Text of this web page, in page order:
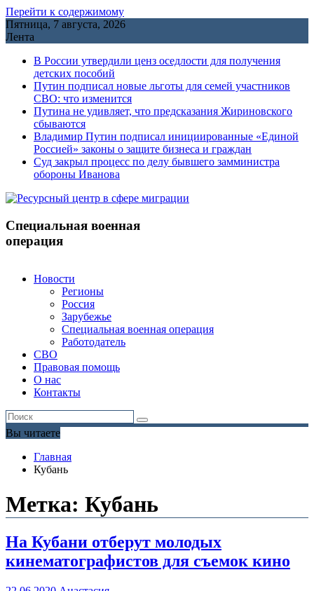
Перейти к содержимому
Пятница, 7 августа, 2026
Лента
В России утвердили ценз оседлости для получения
детских пособий
Путин подписал новые льготы для семей участников
СВО: что изменится
Путина не удивляет, что предсказания Жириновского
сбываются
Владимир Путин подписал инициированные «Единой
Россией» законы о защите бизнеса и граждан
Cуд закрыл процесс по делу бывшего замминистра
обороны Иванова
Специальная военная
операция
Новости
Регионы
Россия
Зарубежье
Специальная военная операция
Работодатель
СВО
Правовая помощь
О нас
Контакты
Вы читаете
Главная
Кубань
Метка: Кубань
На Кубани отберут молодых
кинематографистов для съемок кино